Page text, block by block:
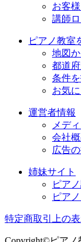
お客
講師
ピアノ教室
地図
都道
条件
お気
運営者情報
メデ
会社
広告
姉妹サイト
ピア
ピア
特定商取引上の